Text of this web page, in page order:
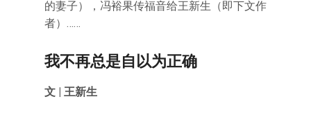
的妻子），冯裕果传福音给王新生（即下文作
者）……
我不再总是自以为正确
文 | 王新生